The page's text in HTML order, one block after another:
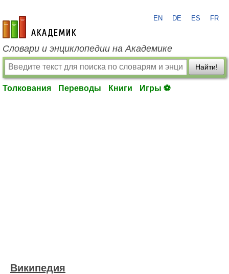
academic.ru
EN DE ES FR
Словари и энциклопедии на Академике
Найти!
Толкования Переводы Книги Игры ⚽
Википедия